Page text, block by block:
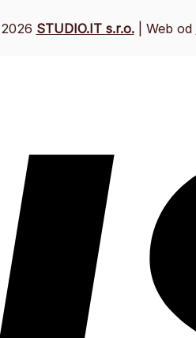
STUDIO.IT s.r.o.| Web od